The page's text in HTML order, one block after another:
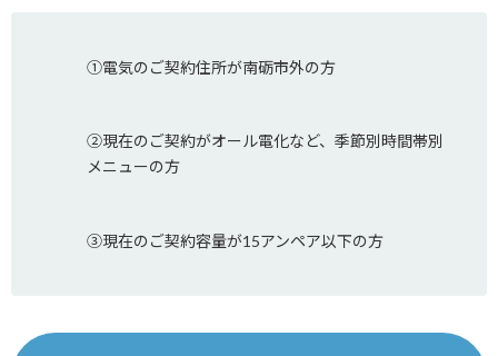
①電気のご契約住所が南砺市外の方
②現在のご契約がオール電化など、季節別時間帯別
メニューの方
③現在のご契約容量が15アンペア以下の方